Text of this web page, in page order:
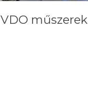
VDO műszerek